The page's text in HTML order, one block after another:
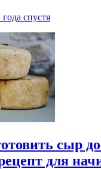
года спустя
сыр
для